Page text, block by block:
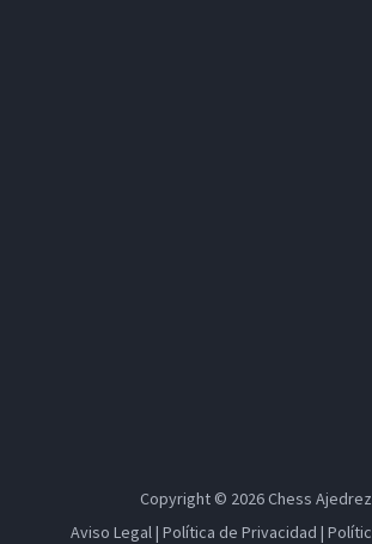
Copyright © 2026 Chess Ajedrez
Aviso Legal| Política de Privacidad |